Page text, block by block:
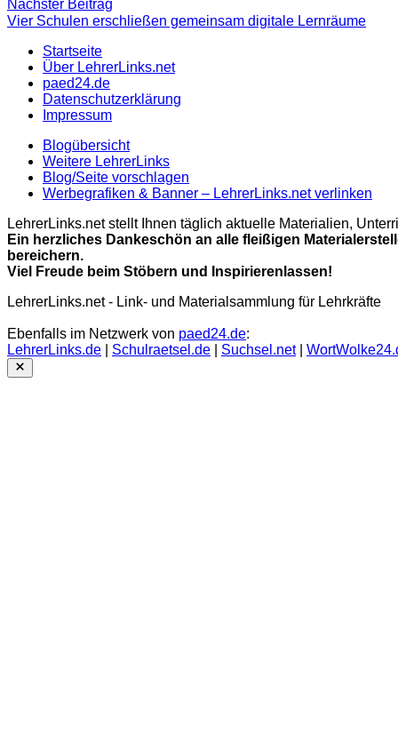
Nächster Beitrag
Beitrag
Vier Schulen erschließen gemeinsam digitale Lernräume
Startseite
Über LehrerLinks.net
paed24.de
Datenschutzerklärung
Impressum
Blogübersicht
Weitere LehrerLinks
Blog/Seite vorschlagen
Werbegrafiken & Banner – LehrerLinks.net verlinken
LehrerLinks.net stellt Ihnen täglich aktuelle Materialien,
Ein herzliches Dankeschön an alle fleißigen
bereichern.
Viel Freude beim Stöbern und Inspirierenlassen!
LehrerLinks.net - Link- und Materialsammlung für Lehrkräfte
Ebenfalls im Netzwerk von paed24.de:
LehrerLinks.de
Schulraetsel.de Suchsel.net|
Close